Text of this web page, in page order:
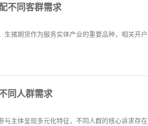
不同客群需求
猪期货作为服务实体产业的重要品种，相关开户
同人群需求
与主体呈现多元化特征，不同人群的核心诉求存在